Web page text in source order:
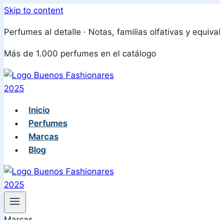
Skip to content
Perfumes al detalle · Notas, familias olfativas y
Más de 1.000 perfumes en el catálogo
Inicio
Perfumes
Marcas
Blog